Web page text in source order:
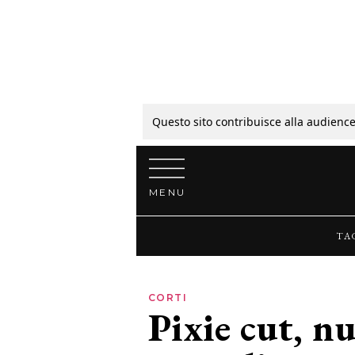
Questo sito contribuisce alla
Vai al contenuto
MENU
CORTI
Pixie cut,